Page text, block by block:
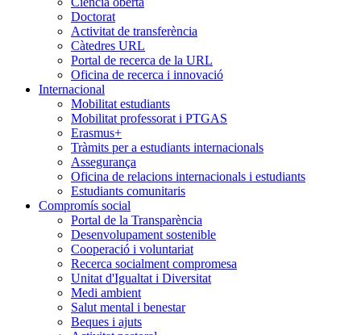
Doctorat
Activitat de transferència
Càtedres URL
Portal de recerca de la URL
Oficina de recerca i innovació
Internacional
Mobilitat estudiants
Mobilitat professorat i PTGAS
Erasmus+
Tràmits per a estudiants internacionals
Assegurança
Oficina de relacions internacionals i estudiants
Estudiants comunitaris
Compromís social
Portal de la Transparència
Desenvolupament sostenible
Cooperació i voluntariat
Recerca socialment compromesa
Unitat d'Igualtat i Diversitat
Medi ambient
Salut mental i benestar
Beques i ajuts